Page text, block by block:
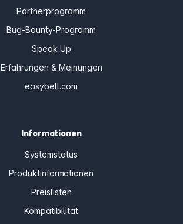
Partnerprogramm
Bug-Bounty-Programm
Speak Up
Erfahrungen & Meinungen
easybell.com
Informationen
Systemstatus
Produktinformationen
Preislisten
Kompatibilität